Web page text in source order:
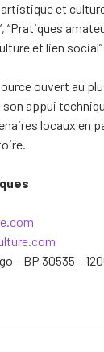
et
“Pratiques
et lien
ouvert au
appui
locaux en
– BP 30535 –